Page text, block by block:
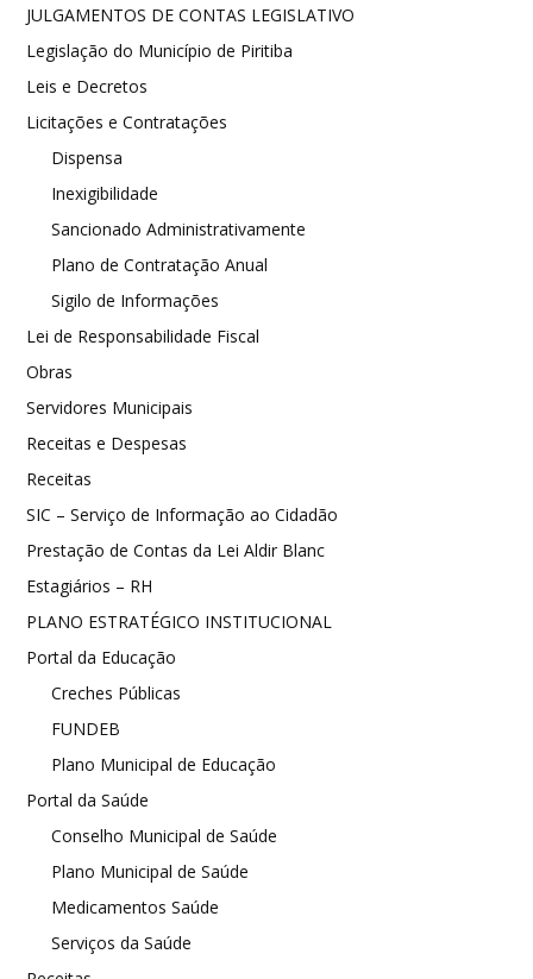
JULGAMENTOS DE CONTAS LEGISLATIVO
Legislação do Município de Piritiba
Leis e Decretos
Licitações e Contratações
Dispensa
Inexigibilidade
Sancionado Administrativamente
Plano de Contratação Anual
Sigilo de Informações
Lei de Responsabilidade Fiscal
Obras
Servidores Municipais
Receitas e Despesas
Receitas
SIC – Serviço de Informação ao Cidadão
Prestação de Contas da Lei Aldir Blanc
Estagiários – RH
PLANO ESTRATÉGICO INSTITUCIONAL
Portal da Educação
Creches Públicas
FUNDEB
Plano Municipal de Educação
Portal da Saúde
Conselho Municipal de Saúde
Plano Municipal de Saúde
Medicamentos Saúde
Serviços da Saúde